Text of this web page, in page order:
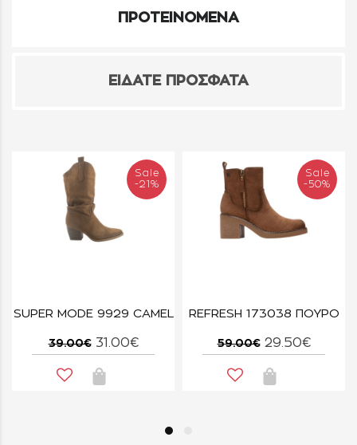
ΠΡΟΤΕΙΝΟΜΕΝΑ
ΕΙΔΑΤΕ ΠΡΟΣΦΑΤΑ
Sale
-21%
SUPER MODE 9929 CAMEL
39.00€ 31.00€
Sale
-50%
REFRESH 173038 ΠΟΥΡΟ
59.00€ 29.50€